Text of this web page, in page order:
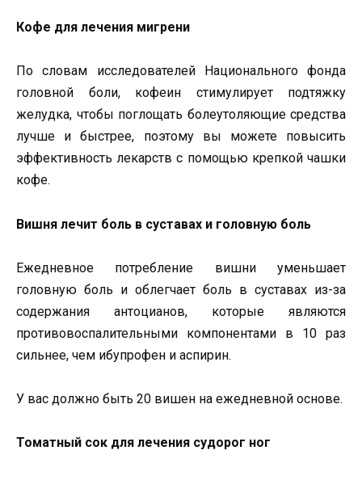
Кофе для лечения мигрени
По словам исследователей Национального фонда
головной боли, кофеин стимулирует подтяжку
желудка, чтобы поглощать болеутоляющие средства
лучше и быстрее, поэтому вы можете повысить
эффективность лекарств с помощью крепкой чашки
кофе.
Вишня лечит боль в суставах и головную боль
Ежедневное потребление вишни уменьшает
головную боль и облегчает боль в суставах из-за
содержания антоцианов, которые являются
противовоспалительными компонентами в 10 раз
сильнее, чем ибупрофен и аспирин.
У вас должно быть 20 вишен на ежедневной основе.
Томатный сок для лечения судорог ног